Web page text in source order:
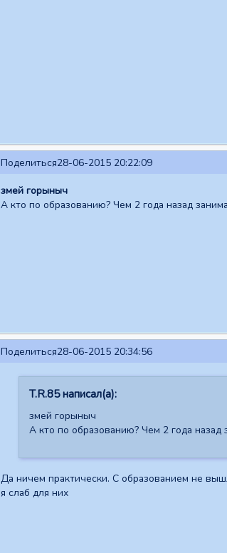
Поделиться28-06-2015 20:22:09
змей горыныч
А кто по образованию? Чем 2 года назад
Поделиться28-06-2015 20:34:56
T.R.85 написал(а):
змей горыныч
А кто по образованию? Чем 2 года назад
Да ничем практически. С образованием не
я слаб для них